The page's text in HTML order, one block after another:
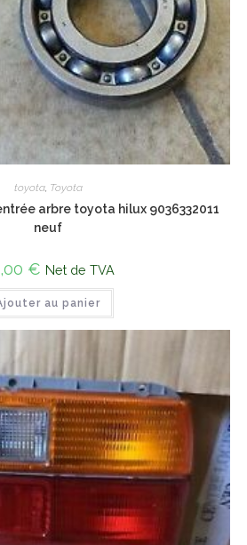
toyota, Toyota
arbre toyota hilux 9036332011
neuf
€ Net de TVA
au panier